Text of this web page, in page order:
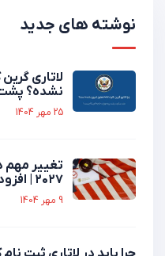
نوشته های جدید
نشده؟
25 مهر 1404
تغییر مهم
۲۰۲۷ | افزودن هزینه ۱ دلاری به ثبت نام
9 مهر 1404